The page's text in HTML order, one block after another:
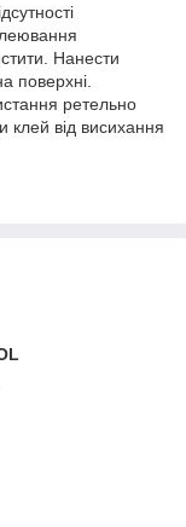
Нанести
поверхні.
ретельно
клей від висихання